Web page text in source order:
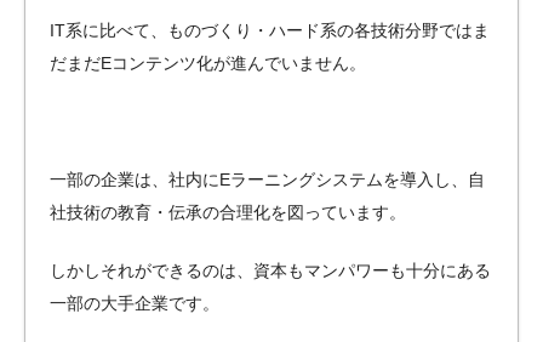
IT系に比べて、ものづくり・ハード系の各技術分野ではま
だまだEコンテンツ化が進んでいません。
一部の企業は、社内にEラーニングシステムを導入し、自
社技術の教育・伝承の合理化を図っています。
しかしそれができるのは、資本もマンパワーも十分にある
一部の大手企業です。